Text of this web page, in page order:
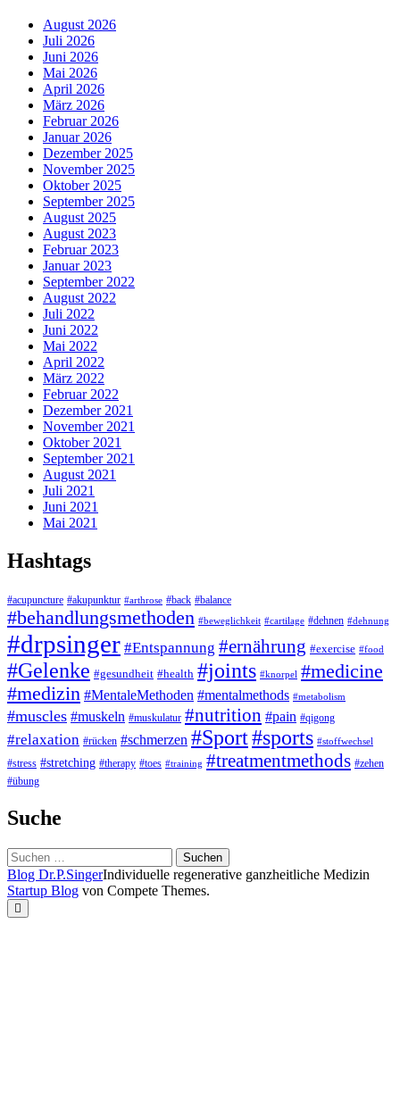
August 2026
Juli 2026
Juni 2026
Mai 2026
April 2026
März 2026
Februar 2026
Januar 2026
Dezember 2025
November 2025
Oktober 2025
September 2025
August 2025
August 2023
Februar 2023
Januar 2023
September 2022
August 2022
Juli 2022
Juni 2022
Mai 2022
April 2022
März 2022
Februar 2022
Dezember 2021
November 2021
Oktober 2021
September 2021
August 2021
Juli 2021
Juni 2021
Mai 2021
Hashtags
#acupuncture #akupunktur #arthrose #back #balance
#behandlungsmethoden #beweglichkeit #cartilage #dehnen #dehnung
#drpsinger #Entspannung #ernährung #exercise #food
#Gelenke #gesundheit #health #joints #knorpel #medicine
#medizin #MentaleMethoden #mentalmethods #metabolism
#muscles #muskeln #muskulatur #nutrition #pain #qigong
#relaxation #rücken #schmerzen #Sport#sports #stoffwechsel
#stress #stretching #therapy #toes #training #treatmentmethods #zehen
#übung
Suche
Suchen
nach:
Blog Dr.P.SingerIndividuelle regenerative ganzheitliche Medizin
Startup Blog von Compete Themes.
Nach
oben